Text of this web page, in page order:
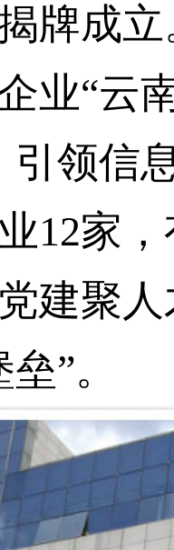
牌成
业“云
引领信
12家
建聚
”。